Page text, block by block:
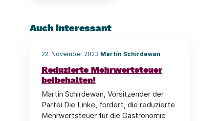
Auch interessant
22. November 2023 Martin Schirdewan
Reduzierte Mehrwertsteuer
beibehalten!
Martin Schirdewan, Vorsitzender der
Partei Die Linke, fordert, die reduzierte
Mehrwertsteuer für die Gastronomie